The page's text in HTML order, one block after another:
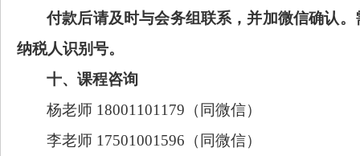
付款后请及时与会务组联系，并加微信确认
纳税人识别号。
十、课程咨询
杨老师 18001101179（同微信）
李老师 1 7501001596 （同微信）